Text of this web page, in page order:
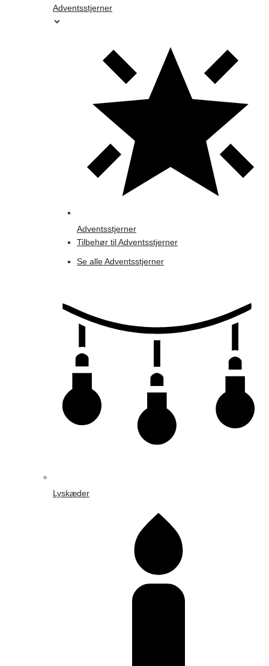
Adventsstjerner
Adventsstjerner
Tilbehør til Adventsstjerner
Se alle Adventsstjerner
Lyskæder